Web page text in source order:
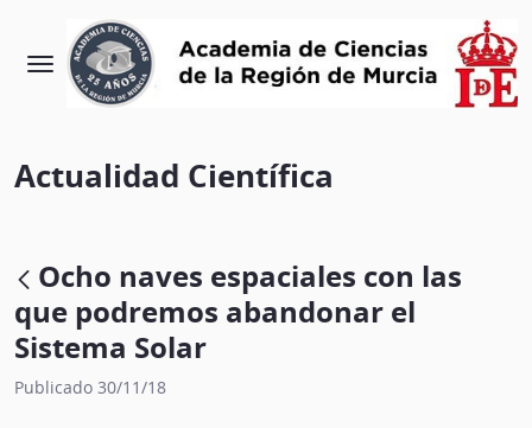
Actualidad Científica
Ocho naves espaciales con las
que podremos abandonar el
Sistema Solar
Publicado 30/11/18